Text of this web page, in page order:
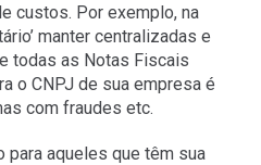
custos. Por exemplo, na
manter centralizadas e
todas as Notas Fiscais
o CNPJ de sua empresa é
com fraudes etc.
para aqueles que têm sua